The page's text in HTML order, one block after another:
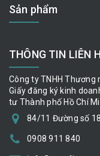
Sản phẩm
THÔNG TIN LIÊN
Công ty TNHH Thương
Giấy đăng ký kinh
tư Thành phố Hồ Chí
84/11 Đường số
0908 911 840